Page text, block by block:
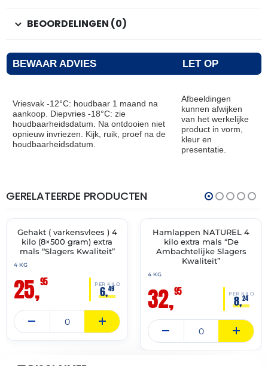
BEOORDELINGEN (0)
BEWAAR ADVIES LET OP
Vriesvak -12°C: houdbaar 1 maand na
aankoop. Diepvries -18°C: zie
houdbaarheidsdatum. Na ontdooien niet
opnieuw invriezen. Kijk, ruik, proef na de
houdbaarheidsdatum.
Afbeeldingen
kunnen afwijken
van het werkelijke
product in vorm,
kleur en
presentatie.
GERELATEERDE PRODUCTEN
✓ VAST ASSORTIMENT
THT:
13-
Gehakt ( varkensvlees ) 4
kilo (8×500 gram) extra
mals “Slagers Kwaliteit”
4 KG
25,95 PER KILO
6,49
✓ VAST ASSORTIMENT
Hamlappen NATUREL 4
kilo extra mals “De
Ambachtelijke Slagers
Kwaliteit”
4 KG
32,95 PER KILO
8,24